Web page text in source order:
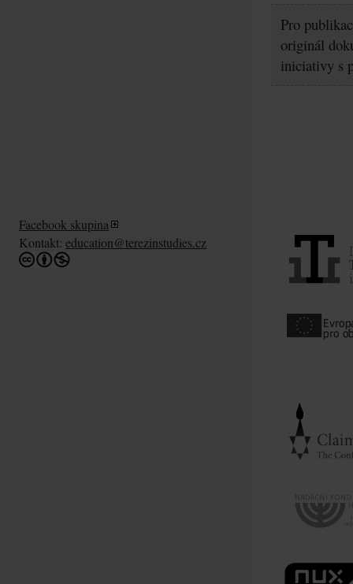
Pro
originál
iniciativy s
Facebook skupina
Kontakt: education@terezinstudies.cz